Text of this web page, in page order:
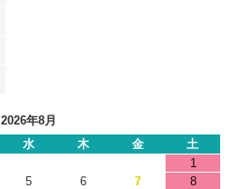
2026年8月
水 木 金
土
1
5 6 7
8